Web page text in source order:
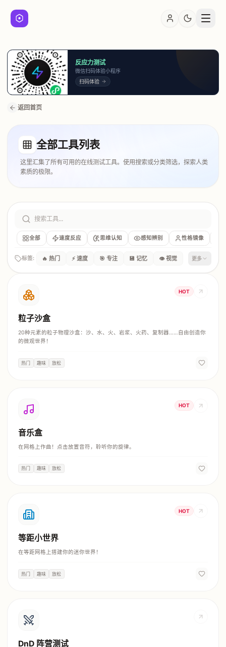
反应力测试
微信扫码体验小程序
扫码体验
返回首页
全部工具列表
这里汇集了所有可用的在线测试工具。使用搜索或分类筛选，探索人类
素质的极限。
全部 速度反应 思维认知 感知辨别 性格镜像
标签: 🔥 热门 ⚡ 速度 🎯 专注 💾 记忆
👁️ 视觉
🧩 逻辑
👂 听觉 ⚖️ 决策 💑 恋爱
🫂 社交
🍃 放松
更多
HOT
粒子沙盒
20种元素的粒子物理沙盒：沙、水、火、岩浆、火药、复制器……自由创造你
的微观世界！
热门 趣味 放松
HOT
音乐盒
在网格上作曲！点击放置音符，聆听你的旋律。
热门 趣味 放松
HOT
等距小世界
在等距网格上搭建你的迷你世界！
热门 趣味 放松
DnD 阵营测试